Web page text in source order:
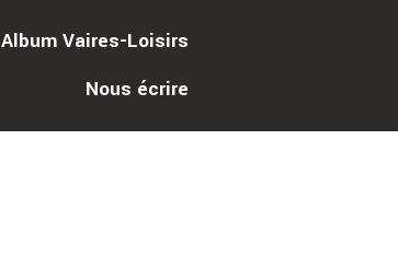
Album Vaires-Loisirs
Nous écrire